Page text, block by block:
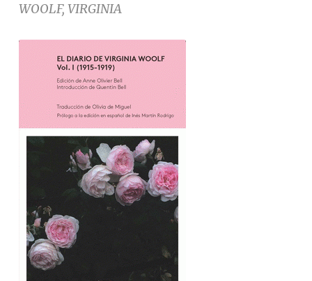
WOOLF, VIRGINIA